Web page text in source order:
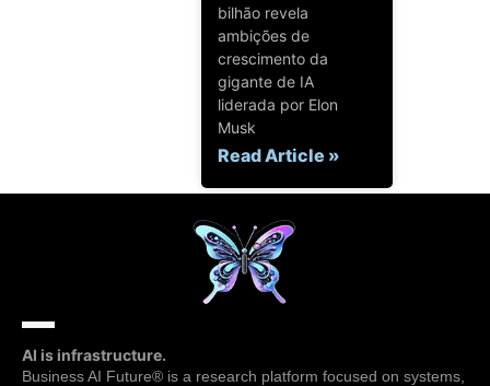
bilhão revela
ambições de
crescimento da
gigante de IA
liderada por Elon
Musk
Read Article »
AI is infrastructure.
Business AI Future® is a research platform focused on systems,